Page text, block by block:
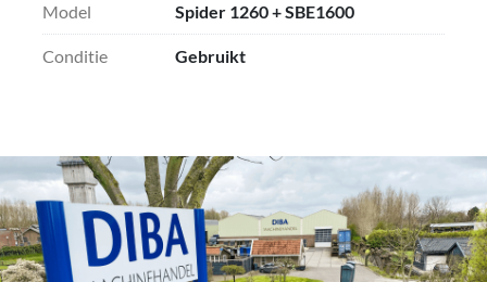
Model Spider 1260 + SBE1600
Conditie Gebruikt